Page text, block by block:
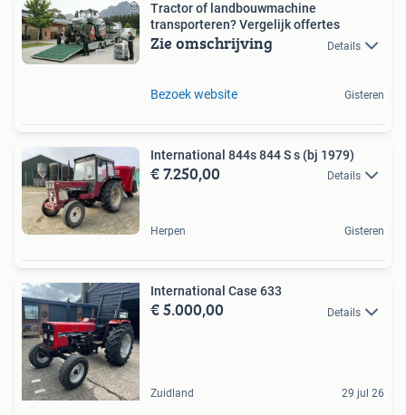
Tractor of landbouwmachine
transporteren? Vergelijk offertes
Zie omschrijving Details
Bezoek website Gisteren
International 844s 844 S s (bj 1979)
€ 7.250,00 Details
Herpen Gisteren
International Case 633
€ 5.000,00 Details
Zuidland 29 jul 26